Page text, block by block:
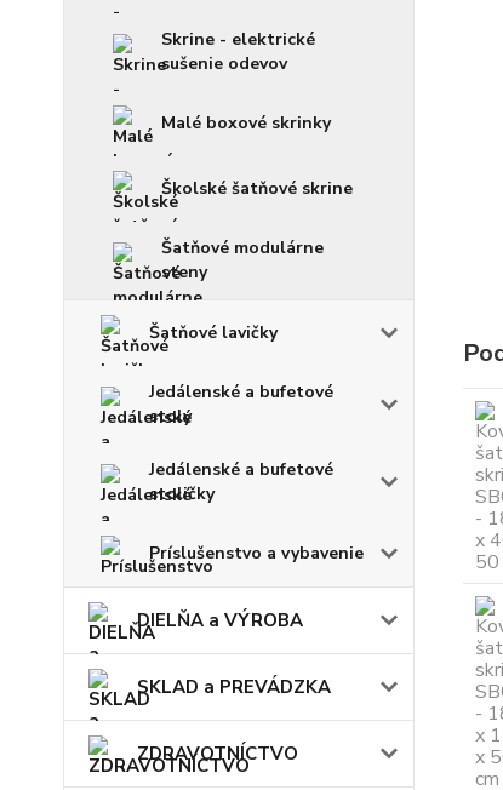
Skrine - elektrické
sušenie odevov
Malé boxové skrinky
Školské šatňové skrine
Šatňové modulárne
steny
Šatňové lavičky
Jedálenské a bufetové
stoly
Jedálenské a bufetové
stoličky
Príslušenstvo a vybavenie
DIELŇA a VÝROBA
SKLAD a PREVÁDZKA
ZDRAVOTNÍCTVO